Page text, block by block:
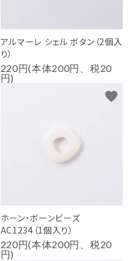
アルマーレ シェル ボタン（2個入
り）
220円(本体200円、税20
円)
ホーン・ボーンビーズ
AC1234（1個入り）
220円(本体200円、税20
円)
favorite